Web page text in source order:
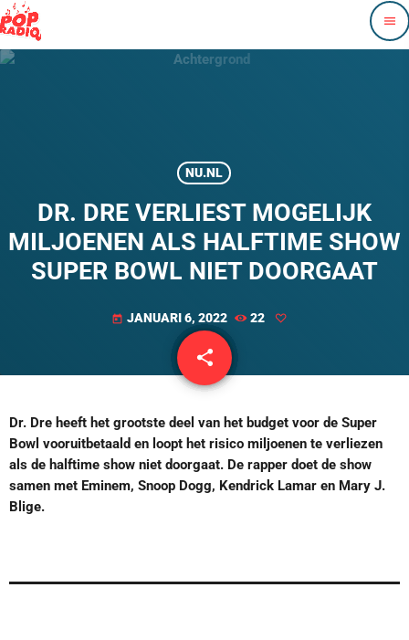
menu
NU.NL
DR. DRE VERLIEST MOGELIJK
MILJOENEN ALS HALFTIME SHOW
SUPER BOWL NIET DOORGAAT
today JANUARI 6, 2022 22
share
email
Dr. Dre heeft het grootste deel van het budget voor de Super
Bowl vooruitbetaald en loopt het risico miljoenen te verliezen
als de halftime show niet doorgaat. De rapper doet de show
samen met Eminem, Snoop Dogg, Kendrick Lamar en Mary J.
Blige.